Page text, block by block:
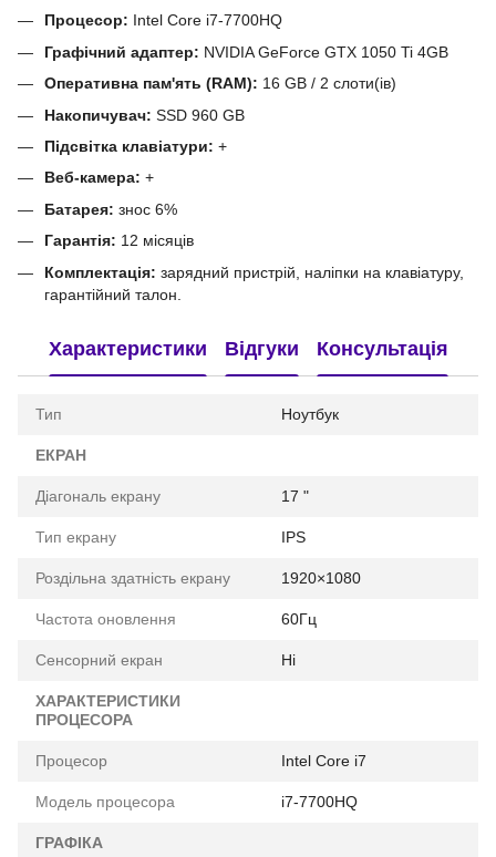
Процесор: Intel Core i7-7700HQ
Графічний адаптер: NVIDIA GeForce GTX 1050 Ti 4GB
Оперативна пам'ять (RAM): 16 GB / 2 слоти(ів)
Накопичувач: SSD 960 GB
Підсвітка клавіатури: +
Веб-камера: +
Батарея: знос 6%
Гарантія: 12 місяців
Комплектація: зарядний пристрій, наліпки на клавіатуру,
гарантійний талон.
Характеристики Відгуки Консультація
Тип Ноутбук
ЕКРАН
Діагональ екрану 17 "
Тип екрану IPS
Роздільна здатність екрану 1920×1080
Частота оновлення 60Гц
Сенсорний екран Ні
ХАРАКТЕРИСТИКИ
ПРОЦЕСОРА
Процесор Intel Core i7
Модель процесора i7-7700HQ
ГРАФІКА